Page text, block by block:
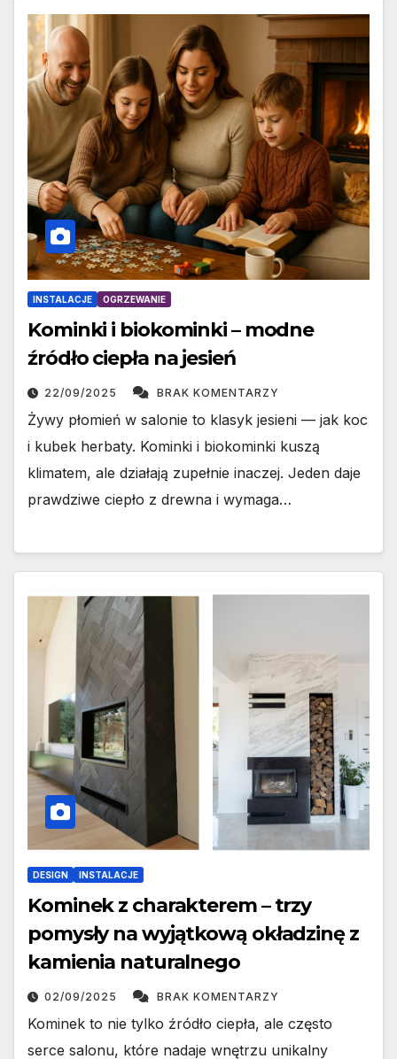
INSTALACJE OGRZEWANIE
Kominki i biokominki – modne
źródło ciepła na jesień
22/09/2025 BRAK KOMENTARZY
Żywy płomień w salonie to klasyk jesieni — jak koc
i kubek herbaty. Kominki i biokominki kuszą
klimatem, ale działają zupełnie inaczej. Jeden daje
prawdziwe ciepło z drewna i wymaga…
DESIGN INSTALACJE
Kominek z charakterem – trzy
pomysły na wyjątkową okładzinę z
kamienia naturalnego
02/09/2025 BRAK KOMENTARZY
Kominek to nie tylko źródło ciepła, ale często
serce salonu, które nadaje wnętrzu unikalny